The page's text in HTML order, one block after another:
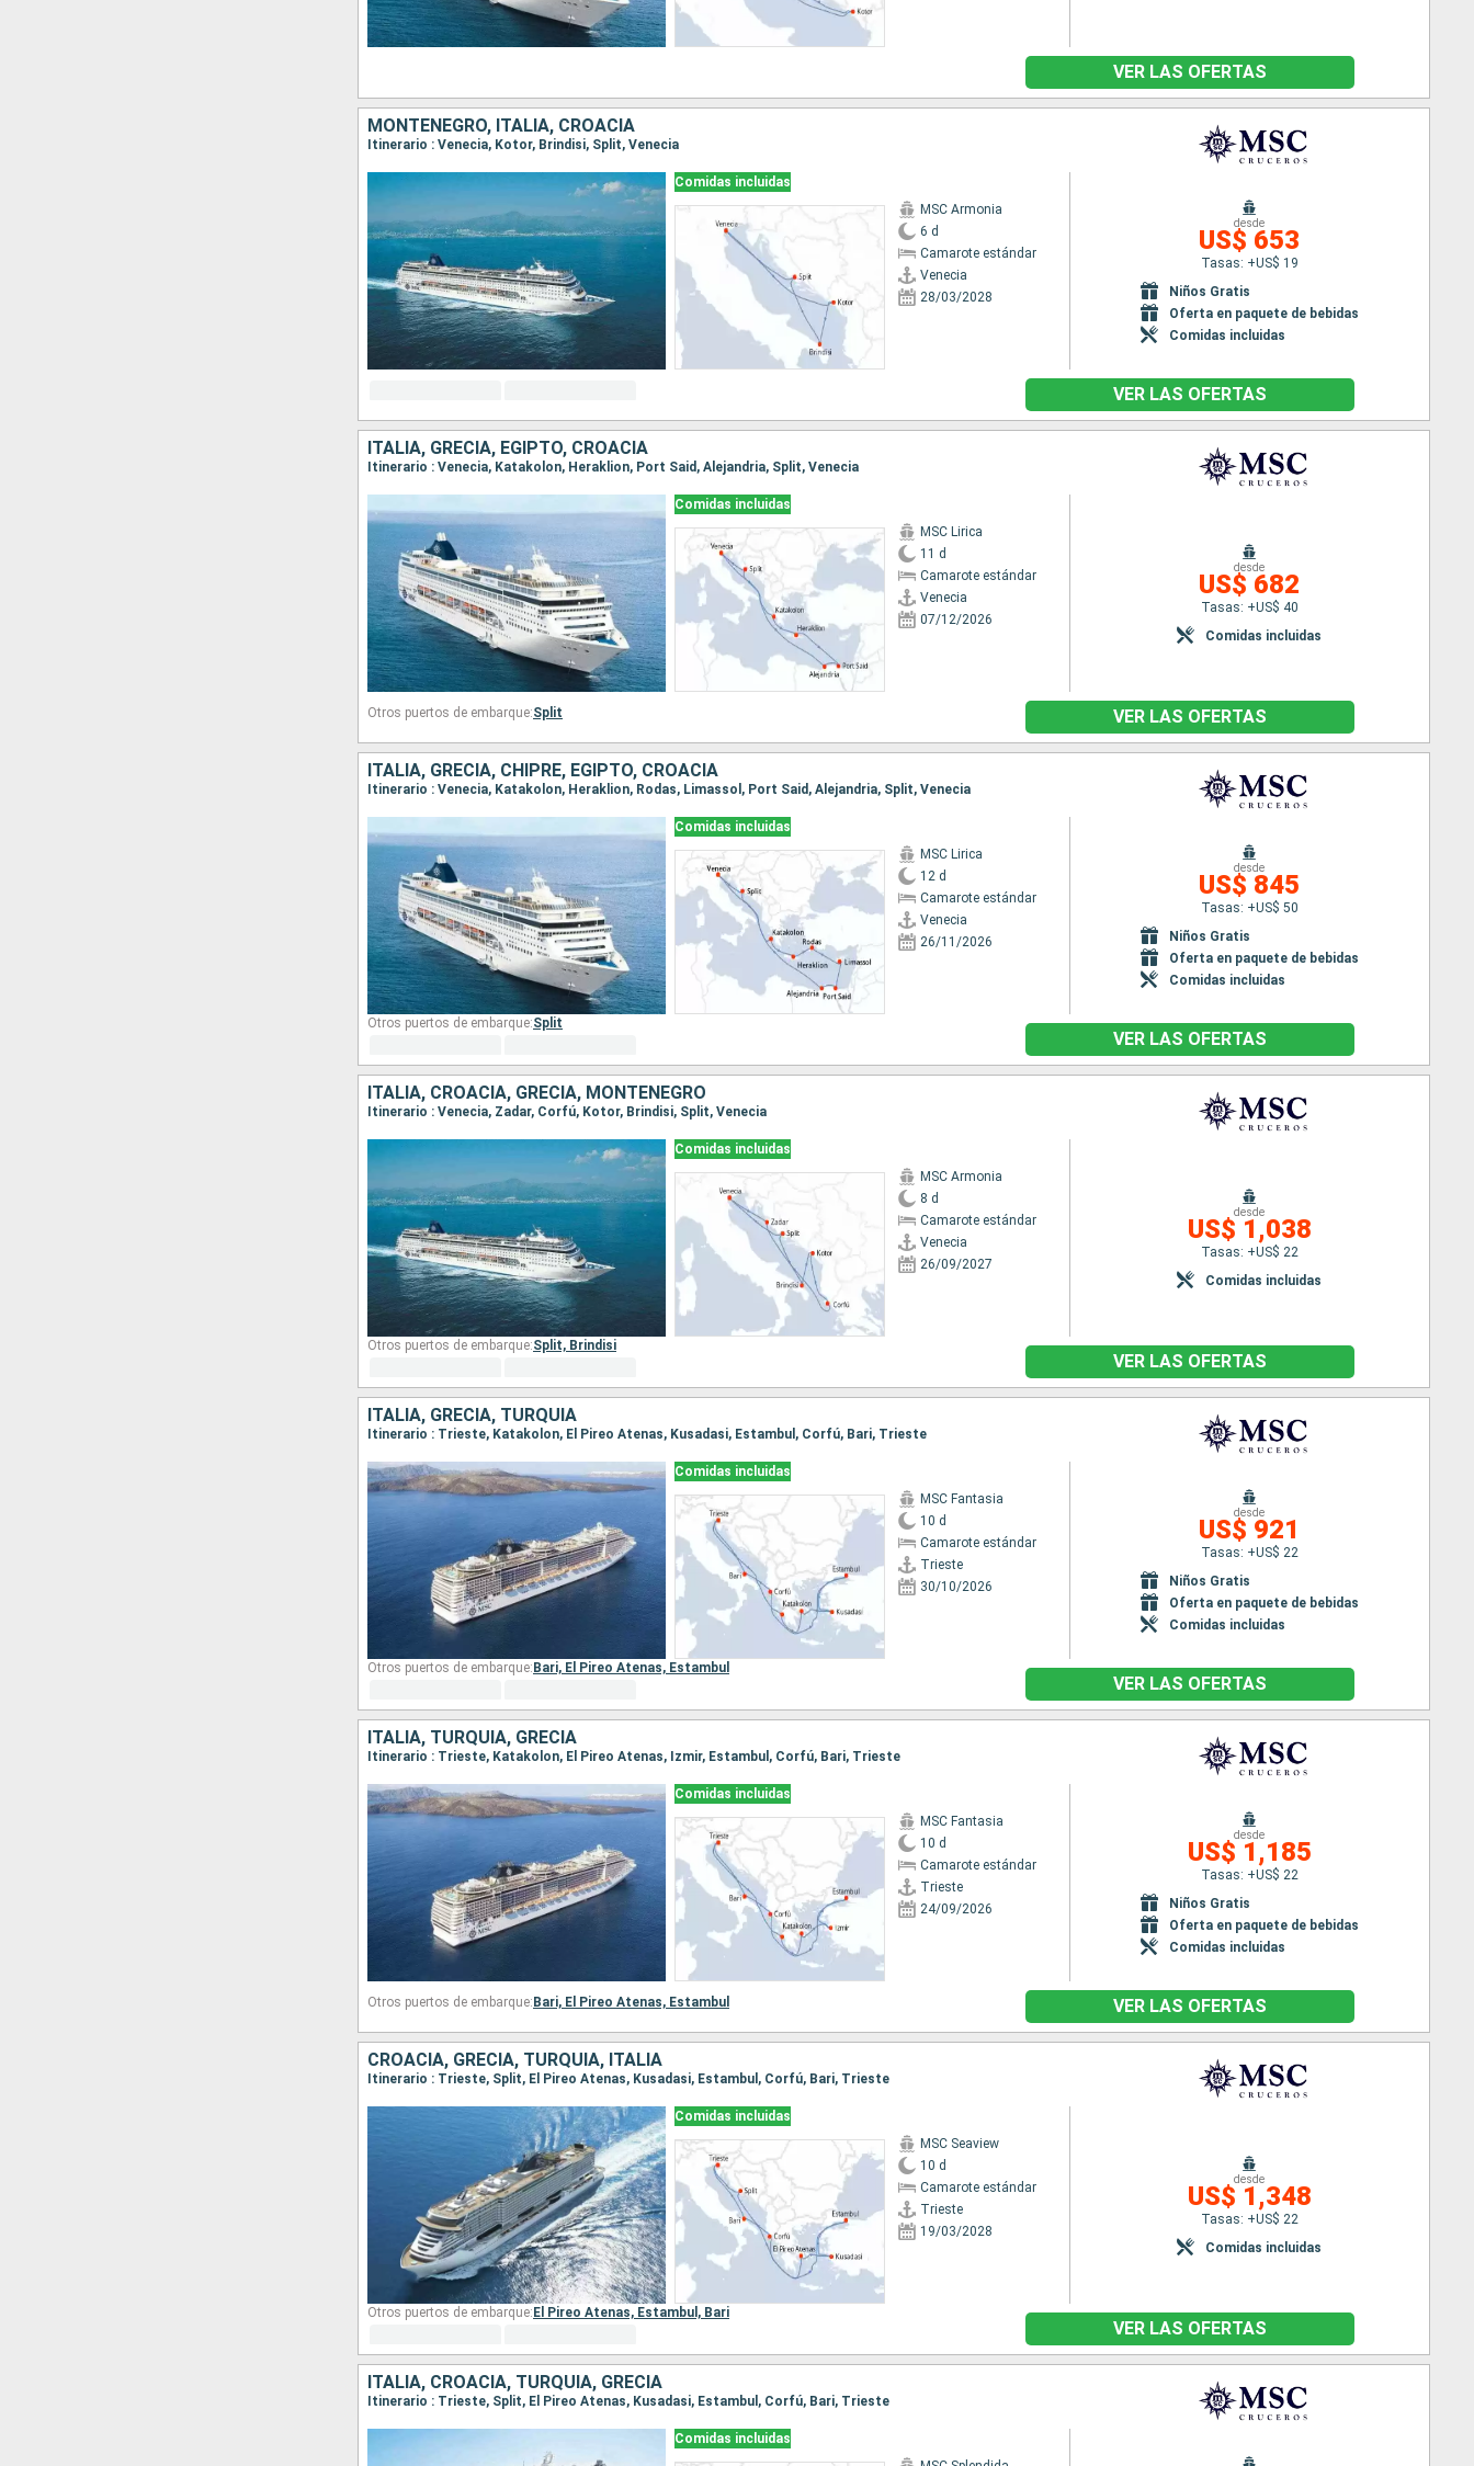
VER LAS OFERTAS
MONTENEGRO, ITALIA, CROACIA
Itinerario : Venecia, Kotor, Brindisi, Split, Venecia
Comidas incluidas
MSC Armonia
6 d
Camarote estándar
Venecia
28/03/2028
desde
US$ 653
Tasas: +US$ 19
Niños Gratis
Oferta en paquete de bebidas
Comidas incluidas
VER LAS OFERTAS
ITALIA, GRECIA, EGIPTO, CROACIA
Itinerario : Venecia, Katakolon, Heraklion, Port Said, Alejandria, Split, Venecia
Comidas incluidas
MSC Lirica
11 d
Camarote estándar
Venecia
07/12/2026
desde
US$ 682
Tasas: +US$ 40
Comidas incluidas
Otros puertos de embarque:Split VER LAS OFERTAS
ITALIA, GRECIA, CHIPRE, EGIPTO, CROACIA
Itinerario : Venecia, Katakolon, Heraklion, Rodas, Limassol, Port Said, Alejandria, Split, Venecia
Comidas incluidas
MSC Lirica
12 d
Camarote estándar
Venecia
26/11/2026
desde
US$ 845
Tasas: +US$ 50
Niños Gratis
Oferta en paquete de bebidas
Comidas incluidas
Otros puertos de embarque:Split
VER LAS OFERTAS
ITALIA, CROACIA, GRECIA, MONTENEGRO
Itinerario : Venecia, Zadar, Corfú, Kotor, Brindisi, Split, Venecia
Comidas incluidas
MSC Armonia
8 d
Camarote estándar
Venecia
26/09/2027
desde
US$ 1,038
Tasas: +US$ 22
Comidas incluidas
Otros puertos de embarque:Split, Brindisi
VER LAS OFERTAS
ITALIA, GRECIA, TURQUÍA
Itinerario : Trieste, Katakolon, El Pireo Atenas, Kusadasi, Estambul, Corfú, Bari, Trieste
Comidas incluidas
MSC Fantasia
10 d
Camarote estándar
Trieste
30/10/2026
desde
US$ 921
Tasas: +US$ 22
Niños Gratis
Oferta en paquete de bebidas
Comidas incluidas
Otros puertos de embarque: Bari, El Pireo Atenas, Estambul
VER LAS OFERTAS
ITALIA, TURQUÍA, GRECIA
Itinerario : Trieste, Katakolon, El Pireo Atenas, Izmir, Estambul, Corfú, Bari, Trieste
Comidas incluidas
MSC Fantasia
10 d
Camarote estándar
Trieste
24/09/2026
desde
US$ 1,185
Tasas: +US$ 22
Niños Gratis
Oferta en paquete de bebidas
Comidas incluidas
Otros puertos de embarque: Bari, El Pireo Atenas, Estambul VER LAS OFERTAS
CROACIA, GRECIA, TURQUÍA, ITALIA
Itinerario : Trieste, Split, El Pireo Atenas, Kusadasi, Estambul, Corfú, Bari, Trieste
Comidas incluidas
MSC Seaview
10 d
Camarote estándar
Trieste
19/03/2028
desde
US$ 1,348
Tasas: +US$ 22
Comidas incluidas
Otros puertos de embarque: El Pireo Atenas, Estambul, Bari
VER LAS OFERTAS
ITALIA, CROACIA, TURQUÍA, GRECIA
Itinerario : Trieste, Split, El Pireo Atenas, Kusadasi, Estambul, Corfú, Bari, Trieste
Comidas incluidas